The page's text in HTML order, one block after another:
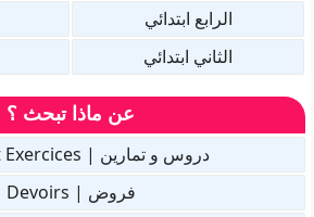
الرابع ابتدائي
الثاني ابتدائي
عن ماذا تبحث ؟
دروس و تمارين | Cours et Exercices
فروض | Devoirs